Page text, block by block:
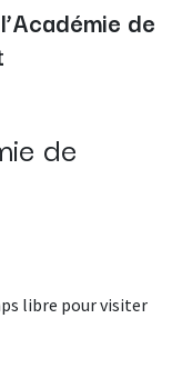
de
de
libre pour visiter